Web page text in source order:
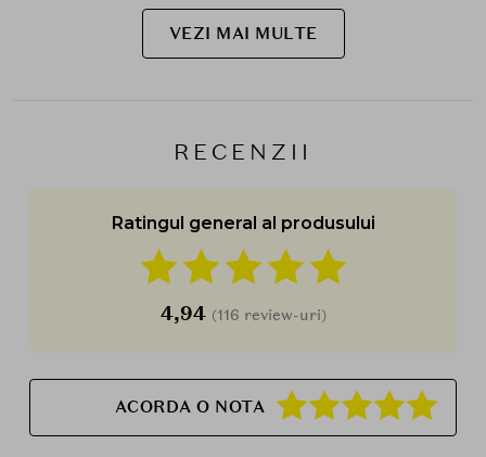
VEZI MAI MULTE
RECENZII
Ratingul general al produsului
4,94 (116 review-uri)
ACORDA O NOTA